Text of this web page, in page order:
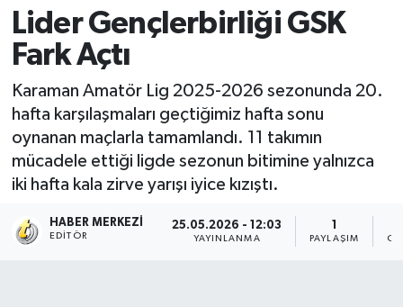
Lider Gençlerbirliği GSK
Fark Açtı
Karaman Amatör Lig 2025-2026 sezonunda 20.
hafta karşılaşmaları geçtiğimiz hafta sonu
oynanan maçlarla tamamlandı. 11 takımın
mücadele ettiği ligde sezonun bitimine yalnızca
iki hafta kala zirve yarışı iyice kızıştı.
HABER MERKEZI
EDITÖR
25.05.2026 - 12:03
YAYINLANMA
1
PAYLAŞIM
Vefat Edenler